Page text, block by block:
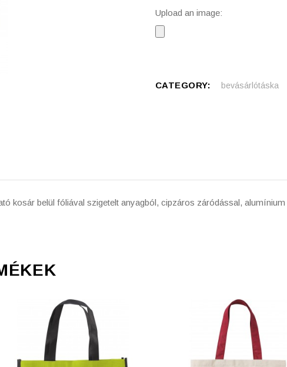
Upload an image:
CATEGORY: bevásárlótáska
kosár belül fóliával szigetelt anyagból, cipzáros záródással,